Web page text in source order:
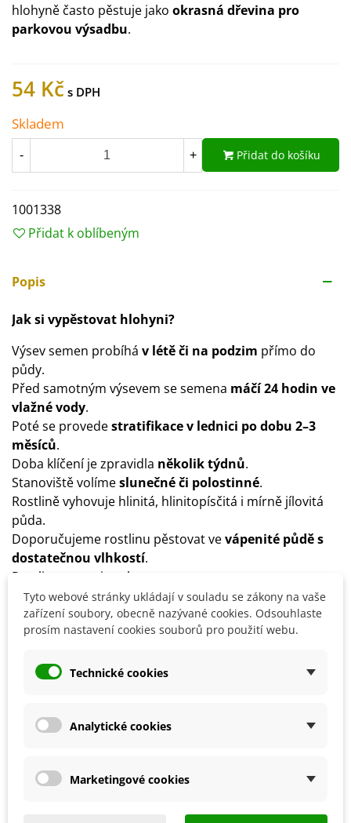
hlohyně často pěstuje jako okrasná dřevina pro
parkovou výsadbu.
54 Kč
Skladem
- + Přidat do košíku
1001338
Přidat k oblíbeným
Popis
Jak si vypěstovat hlohyni?
Výsev semen probíhá v létě či na podzim přímo do
půdy.
Před samotným výsevem se semena máčí 24 hodin ve
vlažné vody.
Poté se provedestratifikace v lednici po dobu 2–3
měsíců.
Doba klíčení je zpravidla několik týdnů.
Stanoviště volímeslunečné či polostinné.
Rostlině vyhovuje hlinitá, hlinitopísčitá i mírně jílovitá
půda.
Doporučujeme rostlinu pěstovat vevápenité půdě s
dostatečnou vlhkostí.
Rostlina snese i sucho.
Jedná se oplně mrazuvzdornourostlinu.
Tyto webové stránky ukládají v souladu se zákony na vaše
zařízení soubory, obecně nazývané cookies. Odsouhlaste
prosím nastavení cookies souborů pro použití webu.
Technické cookies
Analytické cookies
Marketingové cookies